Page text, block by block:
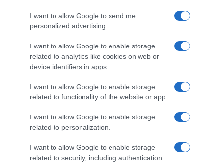
I want to allow Google to send me
personalized advertising.
I want to allow Google to enable storage
related to analytics like cookies on web or
device identifiers in apps.
I want to allow Google to enable storage
related to functionality of the website or app.
I want to allow Google to enable storage
related to personalization.
I want to allow Google to enable storage
related to security, including authentication
nel tuo giardino
Beatrice Bonaventura · 6 Ago 2026
LIFESTYLE